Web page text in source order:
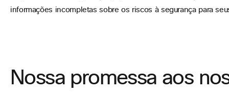
informações incompletas sobre os riscos à segurança para
Nossa promessa aos